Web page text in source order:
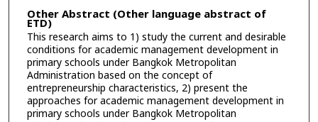
Other Abstract (Other language abstract of
ETD)
This research aims to 1) study the current and desirable
conditions for academic management development in
primary schools under Bangkok Metropolitan
Administration based on the concept of
entrepreneurship characteristics, 2) present the
approaches for academic management development in
primary schools under Bangkok Metropolitan